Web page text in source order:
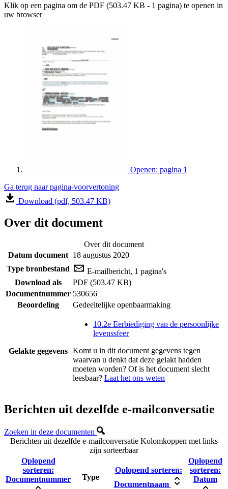
Klik op een pagina om de PDF (503.47 KB - 1 pagina) te openen in
uw browser
Openen: pagina 1
Ga terug naar pagina-voorvertoning
Download (pdf, 503.47 KB)
Over dit document
Over dit document
Datum document 18 augustus 2020
Type bronbestand
E-mailbericht, 1 pagina's
Download als
PDF (503.47 KB)
Documentnummer 530656
Beoordeling
Gedeeltelijke openbaarmaking
Gelakte gegevens
10.2e Eerbiediging van de persoonlijke
levenssfeer
Komt u in dit document gegevens tegen
waarvan u denkt dat deze gelakt hadden
moeten worden? Of is het document slecht
leesbaar? Laat het ons weten
Berichten uit dezelfde e-mailconversatie
Zoeken in deze documenten
Berichten uit dezelfde e-mailconversatie Kolomkoppen met links
zijn sorteerbaar
Oplopend
sorteren:
Documentnummer
Type
Oplopend sorteren:
Documentnaam
Oplopend
sorteren:
Datum